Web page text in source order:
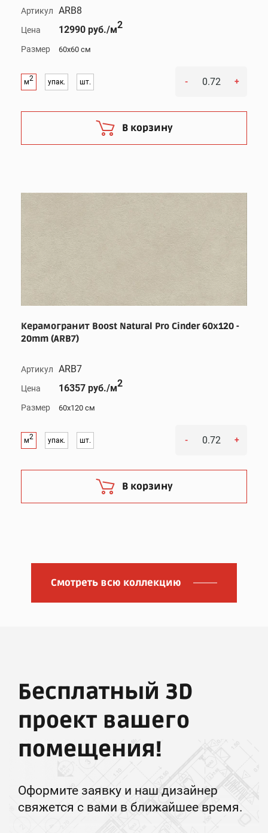
Артикул ARB8
Цена 12990 руб./м2
Размер 60x60 см
м2 упак. шт. - +
В корзину
Керамогранит Boost Natural Pro Cinder 60x120 -
20mm (ARB7)
Артикул ARB7
Цена 16357 руб./м2
Размер 60x120 см
м2 упак. шт. - +
В корзину
Смотреть всю коллекцию
Бесплатный 3D
проект вашего
помещения!
Оформите заявку и наш дизайнер
свяжется с вами в ближайшее время.